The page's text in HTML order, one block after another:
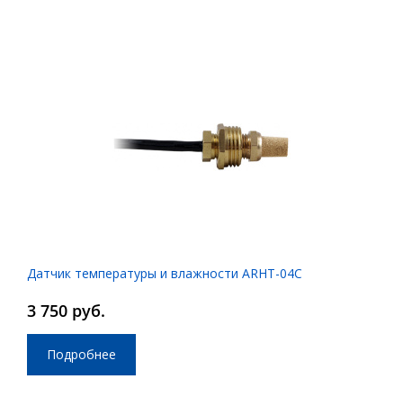
Датчик температуры и влажности ARHT-04C
3 750 руб.
Подробнее